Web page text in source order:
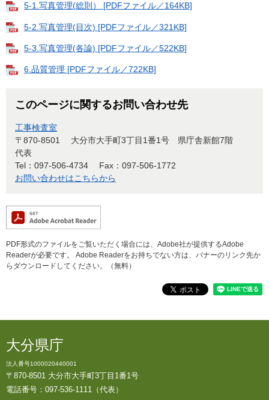
5-1.写真管理(総則） [PDFファイル／164KB]
5-2.写真管理(目次) [PDFファイル／321KB]
5-3.写真管理(各論) [PDFファイル／522KB]
6.品質管理 [PDFファイル／722KB]
このページに関するお問い合わせ先
工事検査室
〒870-8501
大分市大手町3丁目1番1号 県庁舎新館7階
代表
Tel：097-506-4734
Fax：097-506-1772
お問い合わせはこちらから
PDF形式のファイルをご覧いただく場合には、Adobe社が提供するAdobe
Readerが必要です。
Adobe Readerをお持ちでない方は、バナーのリンク先か
らダウンロードしてください。（無料）
大分県庁
法人番号1000020440001
〒870-8501 大分市大手町3丁目1番1号
電話番号：097-536-1111（代表）